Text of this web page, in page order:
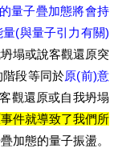
量子疊加態將會持
(與量子引力有關)
塌或說客觀還原突
段等同於原(前)意
觀還原或自我坍塌
件就導致了我們所
加態的量子振盪。